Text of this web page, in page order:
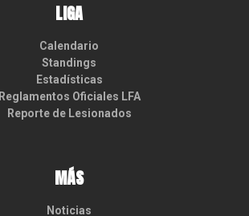
LIGA
Calendario
Standings
Estadísticas
Reglamentos Oficiales LFA
Reporte de Lesionados
MÁS
Noticias